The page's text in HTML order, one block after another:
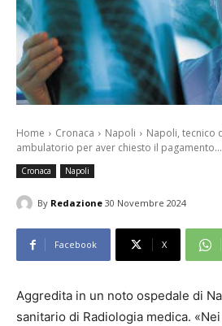
Home Cronaca Napoli
Napoli, tecnico
ambulatorio per aver chiesto il pagamento...
Cronaca Napoli
By Redazione 30 Novembre 2024
Facebook X
Aggredita in un noto ospedale di
sanitario di Radiologia medica.